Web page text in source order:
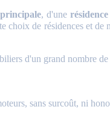
, d'une
choix de résidences et
d'un grand nombre
sans surcoût, ni